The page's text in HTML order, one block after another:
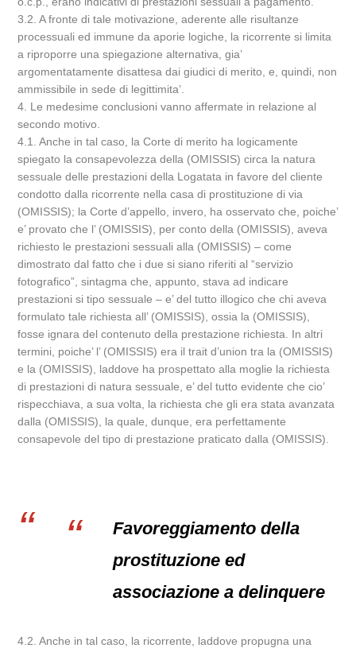
3.2. A fronte di tale motivazione, aderente alle risultanze
processuali ed immune da aporie logiche, la ricorrente si limita
a riproporre una spiegazione alternativa, gia’
argomentatamente disattesa dai giudici di merito, e, quindi, non
ammissibile in sede di legittimita’.
4. Le medesime conclusioni vanno affermate in relazione al
secondo motivo.
4.1. Anche in tal caso, la Corte di merito ha logicamente
spiegato la consapevolezza della (OMISSIS) circa la natura
sessuale delle prestazioni della Logatata in favore del cliente
condotto dalla ricorrente nella casa di prostituzione di via
(OMISSIS); la Corte d’appello, invero, ha osservato che, poiche’
e’ provato che l’ (OMISSIS), per conto della (OMISSIS), aveva
richiesto le prestazioni sessuali alla (OMISSIS) – come
dimostrato dal fatto che i due si siano riferiti al “servizio
fotografico”, sintagma che, appunto, stava ad indicare
prestazioni si tipo sessuale – e’ del tutto illogico che chi aveva
formulato tale richiesta all’ (OMISSIS), ossia la (OMISSIS),
fosse ignara del contenuto della prestazione richiesta. In altri
termini, poiche’ l’ (OMISSIS) era il trait d’union tra la (OMISSIS)
e la (OMISSIS), laddove ha prospettato alla moglie la richiesta
di prestazioni di natura sessuale, e’ del tutto evidente che cio’
rispecchiava, a sua volta, la richiesta che gli era stata avanzata
dalla (OMISSIS), la quale, dunque, era perfettamente
consapevole del tipo di prestazione praticato dalla (OMISSIS).
Favoreggiamento della
prostituzione ed
associazione a delinquere
4.2. Anche in tal caso, la ricorrente, laddove propugna una